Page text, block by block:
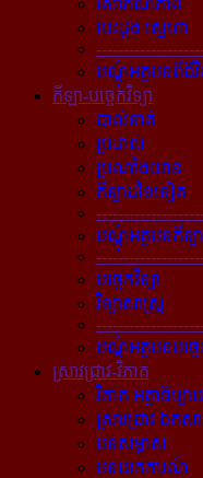
សោភ័ណភាព
បេះដូង ស្នេហា
បណ្ដុំអត្ថបទពីជីវិ
កីឡា-បច្ចេកវិទ្យា
បាល់ទាត់
ប្រដាល់
ប្រណាំងយាន
កីឡាដទៃទៀត
បណ្ដុំអត្ថបទកីឡា
បច្ចេកវិទ្យា
វិទ្យាសាស្ត្រ
បណ្ដុំអត្ថបទបច្ចេ
ស្រាវជ្រាវ-វិភាគ
វិភាគ អត្ថាធិប្បា
ស្រាវជ្រាវ ឯកសា
បទសម្ភាស
បទយកការណ៍